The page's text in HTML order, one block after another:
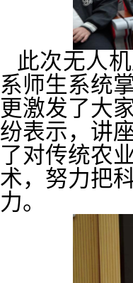
此次无人
系师生系统
更激发了大
纷表示，讲
了对传统农
术，努力把
力。